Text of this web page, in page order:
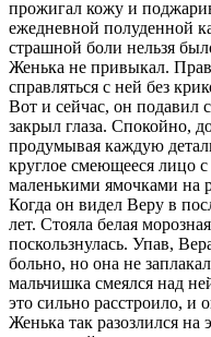
прожигал кожу и
ежедневной полуденной
страшной боли нельзя
Женька не привыкал.
справляться с ней без
Вот и сейчас, он подавил
закрыл глаза. Спокойно,
продумывая каждую
круглое смеющееся лицо
маленькими ямочками на
Когда он видел Веру в
лет. Стояла белая
поскользнулась. Упав,
больно, но она не
мальчишка смеялся над
это сильно расстроило, и
Женька так разозлился на